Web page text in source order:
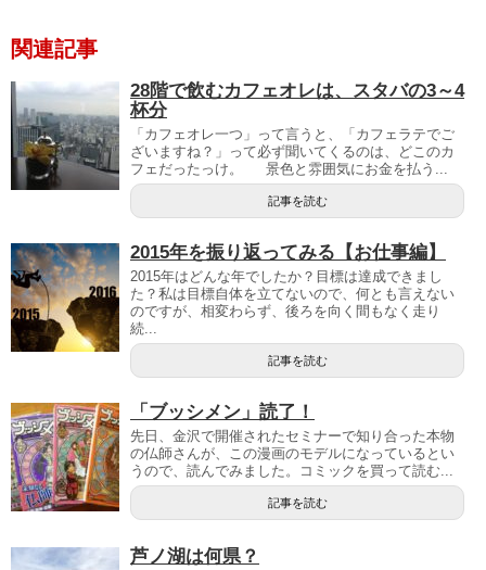
関連記事
28階で飲むカフェオレは、スタバの3～4
杯分
「カフェオレ一つ」って言うと、「カフェラテでご
ざいますね？」って必ず聞いてくるのは、どこのカ
フェだったっけ。 景色と雰囲気にお金を払う...
記事を読む
2015年を振り返ってみる【お仕事編】
2015年はどんな年でしたか？目標は達成できまし
た？私は目標自体を立てないので、何とも言えない
のですが、相変わらず、後ろを向く間もなく走り
続...
記事を読む
「ブッシメン」読了！
先日、金沢で開催されたセミナーで知り合った本物
の仏師さんが、この漫画のモデルになっているとい
うので、読んでみました。コミックを買って読む...
記事を読む
芦ノ湖は何県？